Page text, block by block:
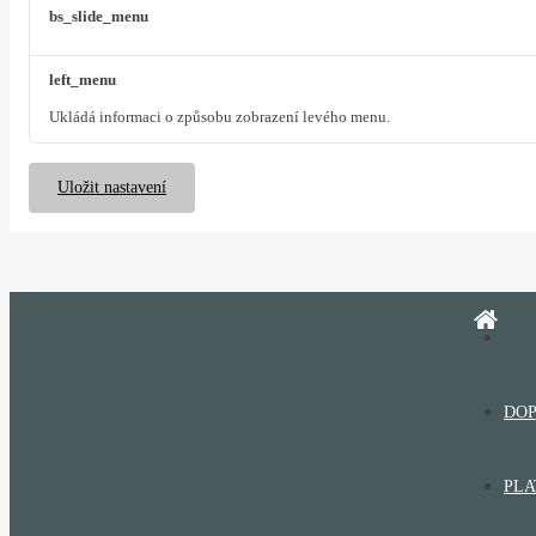
bs_slide_menu
left_menu
Ukládá informaci o způsobu zobrazení levého menu.
Uložit nastavení